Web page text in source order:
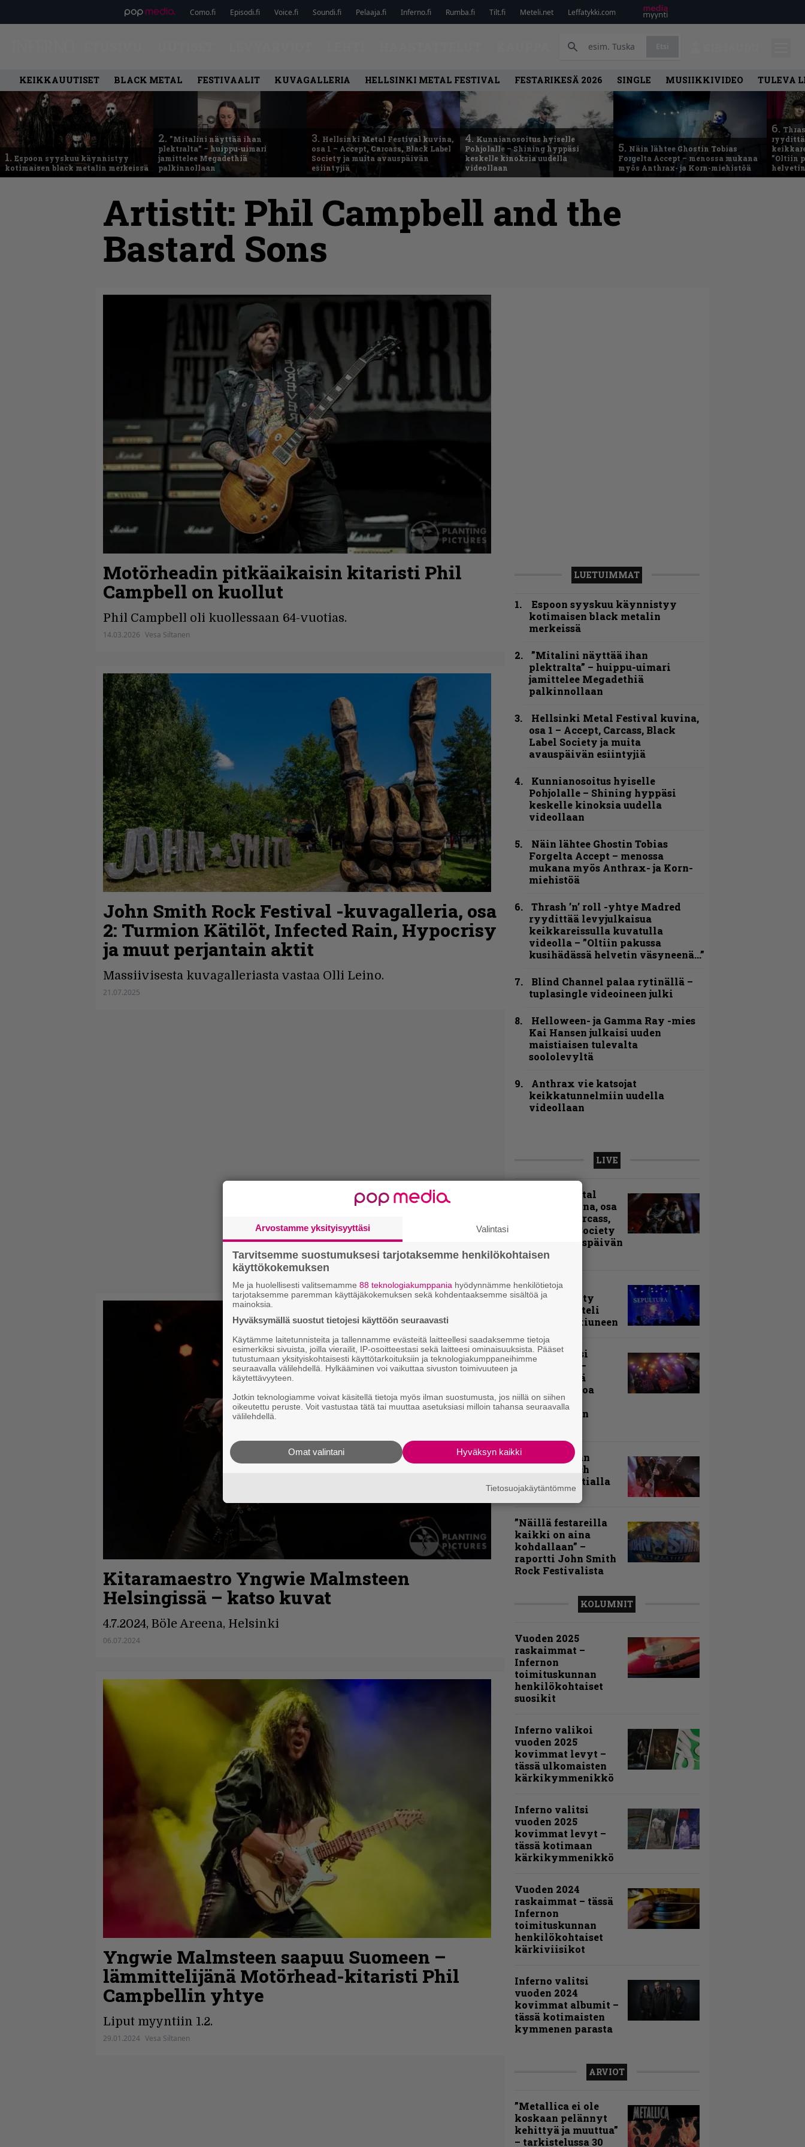
Como.fi Episodi.fi Voice.fi Soundi.fi Pelaaja.fi Inferno.fi Rumba.fi Tilt.fi Meteli.net Leffatykki.com
KEIKKAUUTISET BLACK METAL FESTIVAALIT KUVAGALLERIA HELLSINKI METAL FESTIVAL FESTARIKESÄ 2026 SINGLE MUSIIKKIVIDEO TULEVA
1. Espoon syyskuu käynnistyy
kotimaisen black metalin merkeissä
2. ”Mitalini näyttää ihan
plektralta” – huippu-uimari
jamittelee Megadethiä
palkinnollaan
3. Hellsinki Metal Festival kuvina,
osa 1 – Accept, Carcass, Black Label
Society ja muita avauspäivän
esiintyjiä
4. Kunnianosoitus hyiselle
Pohjolalle – Shining hyppäsi
keskelle kinoksia uudella
videollaan
5. Näin lähtee Ghostin Tobias
Forgelta Accept – menossa mukana
myös Anthrax- ja Korn-miehistöä
6.
”Oltiin
Artistit: Phil Campbell and the
Bastard Sons
Motörheadin pitkäaikaisin kitaristi Phil
Campbell on kuollut
Phil Campbell oli kuollessaan 64-vuotias.
14.03.2026 Vesa Siltanen
John Smith Rock Festival -kuvagalleria, osa
2: Turmion Kätilöt, Infected Rain, Hypocrisy
ja muut perjantain aktit
Massiivisesta kuvagalleriasta vastaa Olli Leino.
21.07.2025
Kitaramaestro Yngwie Malmsteen
Helsingissä – katso kuvat
4.7.2024, Böle Areena, Helsinki
06.07.2024
Yngwie Malmsteen saapuu Suomeen –
lämmittelijänä Motörhead-kitaristi Phil
Campbellin yhtye
Liput myyntiin 1.2.
29.01.2024 Vesa Siltanen
LUETUIMMAT
Espoon syyskuu käynnistyy
kotimaisen black metalin
merkeissä
”Mitalini näyttää ihan
plektralta” – huippu-uimari
jamittelee Megadethiä
palkinnollaan
Hellsinki Metal Festival kuvina,
osa 1 – Accept, Carcass, Black
Label Society ja muita
avauspäivän esiintyjiä
Kunnianosoitus hyiselle
Pohjolalle – Shining hyppäsi
keskelle kinoksia uudella
videollaan
Näin lähtee Ghostin Tobias
Forgelta Accept – menossa
mukana myös Anthrax- ja Korn-
miehistöä
Thrash ’n’ roll -yhtye Madred
ryydittää levyjulkaisua
keikkareissulla kuvatulla
videolla – ”Oltiin pakussa
kusihädässä helvetin väsyneenä…”
Blind Channel palaa rytinällä –
tuplasingle videoineen julki
Helloween- ja Gamma Ray -mies
Kai Hansen julkaisi uuden
maistiaisen tulevalta
soololevyltä
Anthrax vie katsojat
keikkatunnelmiin uudella
videollaan
LIVE
Hellsinki Metal
Festival kuvina, osa
1 – Accept, Carcass,
Black Label Society
ja muita avauspäivän
esiintyjiä
Livearvio:
Loppuunmyyty
Tavastia saatteli
Sepulturan ikiuneen
Rokki Raikasi
Tampereella –
Infernon neljä
väkevää nostoa
festarin
kakkospäivän
Paluu vanhaan
liittoon – Arch
Enemy Tavastialla
”Näillä festareilla
kaikki on aina
kohdallaan” –
raportti John Smith
Rock Festivalista
KOLUMNIT
Vuoden 2025
raskaimmat –
Infernon
toimituskunnan
henkilökohtaiset
suosikit
Inferno valikoi
vuoden 2025
kovimmat levyt –
tässä ulkomaisten
kärkikymmenikkö
Inferno valitsi
vuoden 2025
kovimmat levyt –
tässä kotimaan
kärkikymmenikkö
Vuoden 2024
raskaimmat – tässä
Infernon
toimituskunnan
henkilökohtaiset
kärkiviisikot
Inferno valitsi
vuoden 2024
kovimmat albumit –
tässä kotimaisten
kymmenen parasta
ARVIOT
”Metallica ei ole
koskaan pelännyt
kehittyä ja muuttua”
– tarkistelussa 30
Arvostamme yksityisyyttäsi Valintasi
Tarvitsemme suostumuksesi tarjotaksemme henkilökohtaisen
käyttökokemuksen
Me ja huolellisesti valitsemamme 88 teknologiakumppania hyödynnämme henkilötietoja
tarjotaksemme paremman käyttäjäkokemuksen sekä kohdentaaksemme sisältöä ja
mainoksia.
Hyväksymällä suostut tietojesi käyttöön seuraavasti
Käytämme laitetunnisteita ja tallennamme evästeitä laitteellesi saadaksemme tietoja
esimerkiksi sivuista, joilla vierailit, IP-osoitteestasi sekä laitteesi ominaisuuksista. Pääset
tutustumaan yksityiskohtaisesti käyttötarkoituksiin ja teknologiakumppaneihimme
seuraavalla välilehdellä. Hylkääminen voi vaikuttaa sivuston toimivuuteen ja
käytettävyyteen.
Jotkin teknologiamme voivat käsitellä tietoja myös ilman suostumusta, jos niillä on siihen
oikeutettu peruste. Voit vastustaa tätä tai muuttaa asetuksiasi milloin tahansa seuraavalla
välilehdellä.
Hyväksyn kaikki
Omat valintani
Tietosuojakäytäntömme